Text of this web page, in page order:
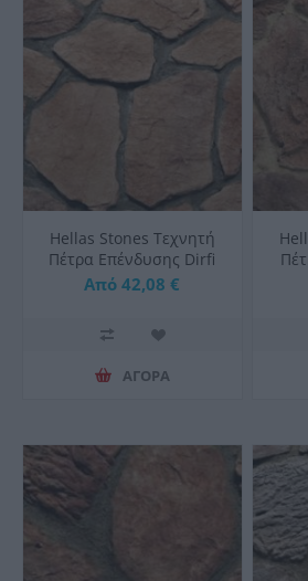
Hellas Stones Τεχνητή
Πέτρα Επένδυσης Dirfi
Sahara & Corner
Από 42,08 €
ΑΓΟΡΑ